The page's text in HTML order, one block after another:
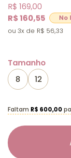
R$ 160,55
R$ 169,00
3x R$ 56,33
Tamanho
8
12
Faltam R$ 600,00